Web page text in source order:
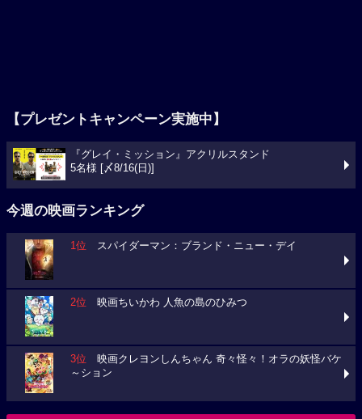
【プレゼントキャンペーン実施中】
『グレイ・ミッション』アクリルスタンド
5名様 [〆8/16(日)]
今週の映画ランキング
1位 スパイダーマン：ブランド・ニュー・デイ
2位 映画ちいかわ 人魚の島のひみつ
3位 映画クレヨンしんちゃん 奇々怪々！オラの妖怪バケ
～ション